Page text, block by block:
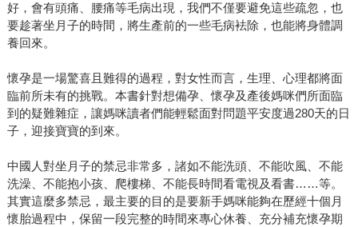
好，會有頭痛、腰痛等毛病出現，我們不僅要避免這些疏忽，也
要趁著坐月子的時間，將生產前的一些毛病袪除，也能將身體調
養回來。
懷孕是一場驚喜且難得的過程，對女性而言，生理、心理都將面
臨前所未有的挑戰。本書針對想備孕、懷孕及產後媽咪們所面臨
到的疑難雜症，讓媽咪讀者們能輕鬆面對問題平安度過280天的日
子，迎接寶寶的到來。
中國人對坐月子的禁忌非常多，諸如不能洗頭、不能吹風、不能
洗澡、不能抱小孩、爬樓梯、不能長時間看電視及看書……等。
其實這麼多禁忌，最主要的目的是要新手媽咪能夠在歷經十個月
懷胎過程中，保留一段完整的時間來專心休養、充分補充懷孕期